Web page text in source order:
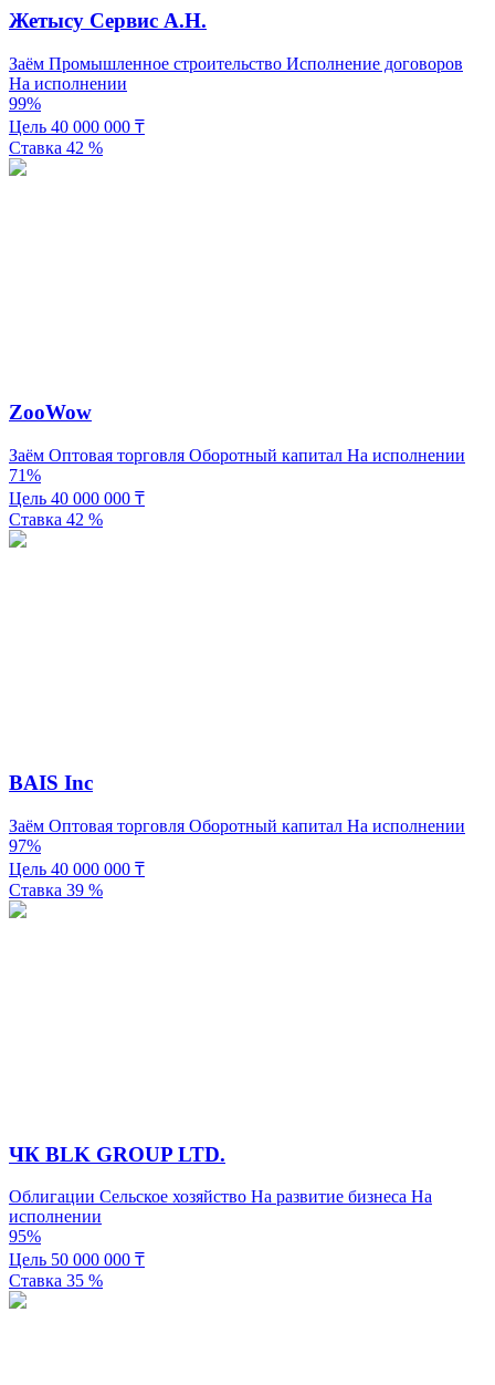
Жетысу Сервис А.Н.
Заём Промышленное строительство Исполнение договоров
На исполнении
99%
Цель 40 000 000 ₸
Ставка 42 %
ZooWow
Заём Оптовая торговля Оборотный капитал На исполнении
71%
Цель 40 000 000 ₸
Ставка 42 %
BAIS Inc
Заём Оптовая торговля Оборотный капитал На исполнении
97%
Цель 40 000 000 ₸
Ставка 39 %
ЧК BLK GROUP LTD.
Облигации Сельское хозяйство На развитие бизнеса На
исполнении
95%
Цель 50 000 000 ₸
Ставка 35 %